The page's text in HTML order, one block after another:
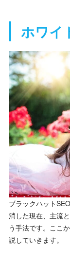
ホワイ
ブラックハット
消した現在、主流
う手法です。ここ
説していきます。